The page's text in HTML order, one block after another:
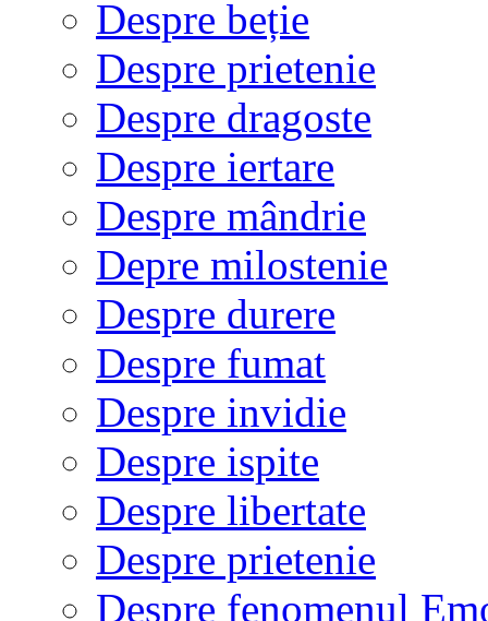
Despre beție
Despre prietenie
Despre dragoste
Despre iertare
Despre mândrie
Depre milostenie
Despre durere
Despre fumat
Despre invidie
Despre ispite
Despre libertate
Despre prietenie
Despre fenomenul